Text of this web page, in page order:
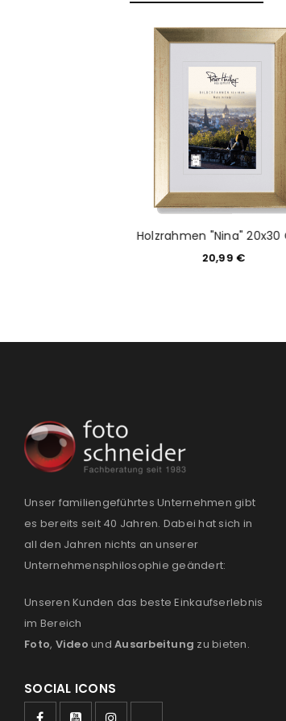
ANMELDEN
PASSWORT
Holzrahmen "Nina" 20x30
20,99 €
Unser familiengeführtes Unternehmen gibt
es bereits seit 40 Jahren. Dabei hat sich in
all den Jahren nichts an unserer
Unternehmensphilosophie geändert:
Unseren Kunden das beste Einkaufserlebnis
im Bereich
Foto, Video und Ausarbeitung zu bieten.
SOCIAL ICONS